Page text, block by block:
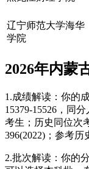
辽宁师范大学海华
学院
2026年内蒙
1.成绩解读：你的
15379-15526，同
考生；历史同位次
396(2022)；参考历
2.批次解读：你的